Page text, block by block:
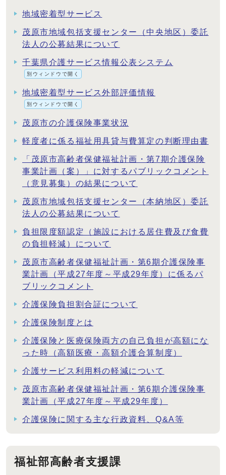
地域密着型サービス
茂原市地域包括支援センター（中央地区）委託
法人の公募結果について
千葉県介護サービス情報公表システム
別ウィンドウで開く
地域密着型サービス外部評価情報
別ウィンドウで開く
茂原市の介護保険事業状況
軽度者に係る福祉用具貸与費算定の判断理由書
「茂原市高齢者保健福祉計画・第7期介護保険
事業計画（案）」に対するパブリックコメント
（意見募集）の結果について
茂原市地域包括支援センター（本納地区）委託
法人の公募結果について
負担限度額認定（施設における居住費及び食費
の負担軽減）について
茂原市高齢者保健福祉計画・第6期介護保険事
業計画（平成27年度～平成29年度）に係るパ
ブリックコメント
介護保険負担割合証について
介護保険制度とは
介護保険と医療保険両方の自己負担が高額にな
った時（高額医療・高額介護合算制度）
介護サービス利用料の軽減について
茂原市高齢者保健福祉計画・第6期介護保険事
業計画（平成27年度～平成29年度）
介護保険に関する主な行政資料、Q&A等
福祉部高齢者支援課